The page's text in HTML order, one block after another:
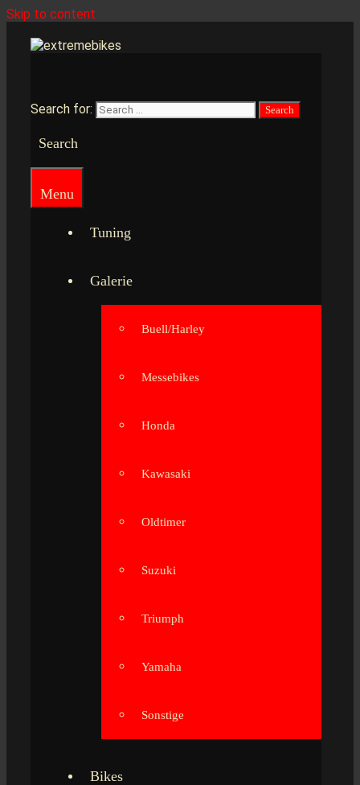
Skip to content
Search for:
Search
Menu
Tuning
Galerie
Buell/Harley
Messebikes
Honda
Kawasaki
Oldtimer
Suzuki
Triumph
Yamaha
Sonstige
Bikes